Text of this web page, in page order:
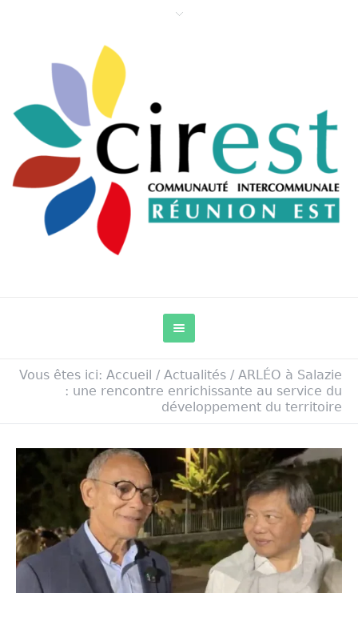
Vous êtes ici: Accueil / Actualités / ARLÉO à Salazie
: une rencontre enrichissante au service du
développement du territoire